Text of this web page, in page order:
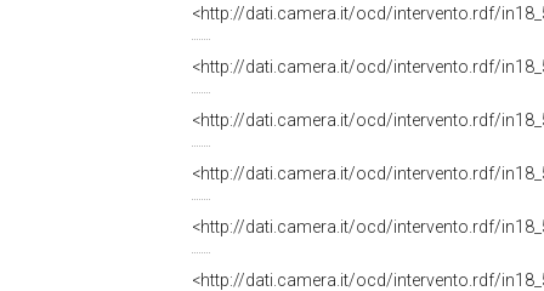
<http://dati.camera.it/ocd/intervento.rdf/
<http://dati.camera.it/ocd/intervento.rdf/
<http://dati.camera.it/ocd/intervento.rdf/
<http://dati.camera.it/ocd/intervento.rdf/
<http://dati.camera.it/ocd/intervento.rdf/
<http://dati.camera.it/ocd/intervento.rdf/